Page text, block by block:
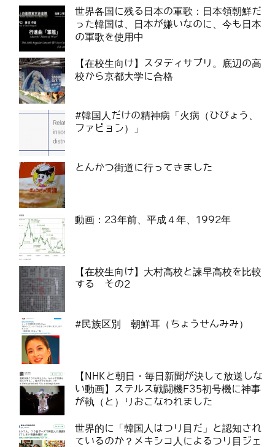
世界各国に残る日本の軍歌：日本領朝鮮だ
った韓国は、日本が嫌いなのに、今も日本
の軍歌を使用中
【在校生向け】スタディサプリ。底辺の高
校から京都大学に合格
#韓国人だけの精神病「火病（ひびょう、
ファビョン）」
とんかつ街道に行ってきました
動画：23年前、平成４年、1992年
【在校生向け】大村高校と諫早高校を比較
する その2
#民族区別 朝鮮耳（ちょうせんみみ）
【NHKと朝日・毎日新聞が決して放送しな
い動画】ステルス戦闘機F35初号機に神事
が執（と）りおこなわれました
世界的に「韓国人はつり目だ」と認知され
ているのか？メキシコ人によるつり目ジェ